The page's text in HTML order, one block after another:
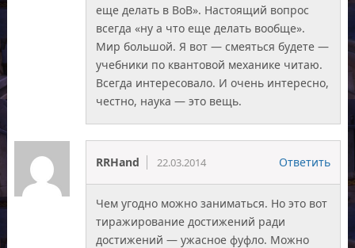
еще делать в ВоВ». Настоящий вопрос
всегда «ну а что еще делать вообще».
Мир большой. Я вот — смеяться будете —
учебники по квантовой механике читаю.
Всегда интересовало. И очень интересно,
честно, наука — это вещь.
RRHand 22.03.2014 Ответить
Чем угодно можно заниматься. Но это вот
тиражирование достижений ради
достижений — ужасное фуфло. Можно